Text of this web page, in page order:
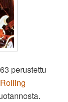
perustettu